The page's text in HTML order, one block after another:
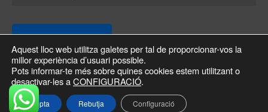
Política de cookies
© 2026 LET'S ENGLISH!!! Dissenyat per Serveis Actius
Aquest lloc web utilitza galetes per tal de proporcionar-vos la
millor experiència d’usuari possible.
Pots informar-te més sobre quines cookies estem utilitzant o
desactivar-les aCONFIGURACIÓ.
Accepta Rebutja Configuració